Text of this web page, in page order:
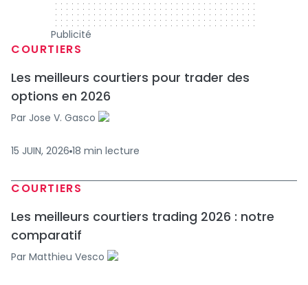
Publicité
COURTIERS
Les meilleurs courtiers pour trader des
options en 2026
Par Jose V. Gasco
15 JUIN, 2026 18 min lecture
COURTIERS
Les meilleurs courtiers trading 2026 : notre
comparatif
Par Matthieu Vesco